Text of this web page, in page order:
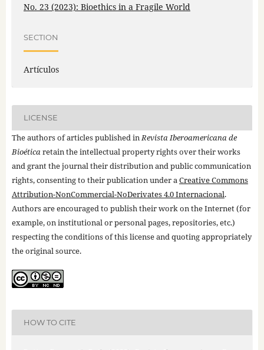
No. 23 (2023): Bioethics in a Fragile World
SECTION
Artículos
LICENSE
The authors of articles published inRevista Iberoamericana de
Bioéticaretain the intellectual property rights over their works
and grant the journal their distribution and public communication
rights, consenting to their publication under aCreative Commons
Attribution-NonCommercial-NoDerivates 4.0 Internacional.
Authors are encouraged to publish their work on the Internet (for
example, on institutional or personal pages, repositories, etc.)
respecting the conditions of this license and quoting appropriately
the original source.
HOW TO CITE